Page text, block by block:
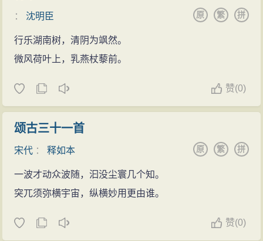
： 沈明臣 拼
繁
原
行乐湖南树，清阴为飒然。
微风荷叶上，乳燕杖藜前。
赞(0)
颂古三十一首
宋代 ：释如本 拼
繁
原
一波才动众波随，汩没尘寰几个知。
突兀须弥横宇宙，纵横妙用更由谁。
赞(0)